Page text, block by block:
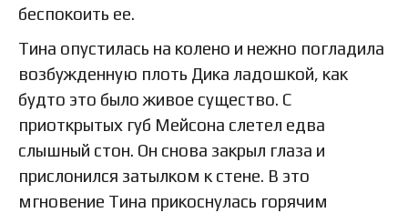
беспокоить ее.
Тина опустилась на колено и нежно погладила
возбужденную плоть Дика ладошкой, как
будто это было живое существо. С
приоткрытых губ Мейсона слетел едва
слышный стон. Он снова закрыл глаза и
прислонился затылком к стене. В это
мгновение Тина прикоснулась горячим